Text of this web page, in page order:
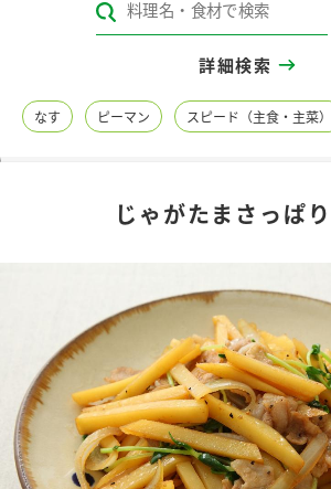
レシピカテゴリ一覧
レシピ名特集
商品情報
調
お酢ドリンク ぽ
新商品一覧
キャンペーン情報
ブランド・スペシャルサイト
詳細検索
なす ピーマン スピード（主食・主菜）
じゃがたまさっぱ